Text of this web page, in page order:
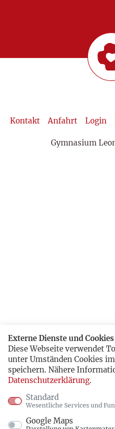
Kontakt Anfahrt Login
Gymnasium
Externe Dienste und Cookies
Diese Webseite verwendet
unter Umständen Cookies
speichern. Nähere
Datenschutzerklärung.
Standard
Wesentliche Services und
Google Maps